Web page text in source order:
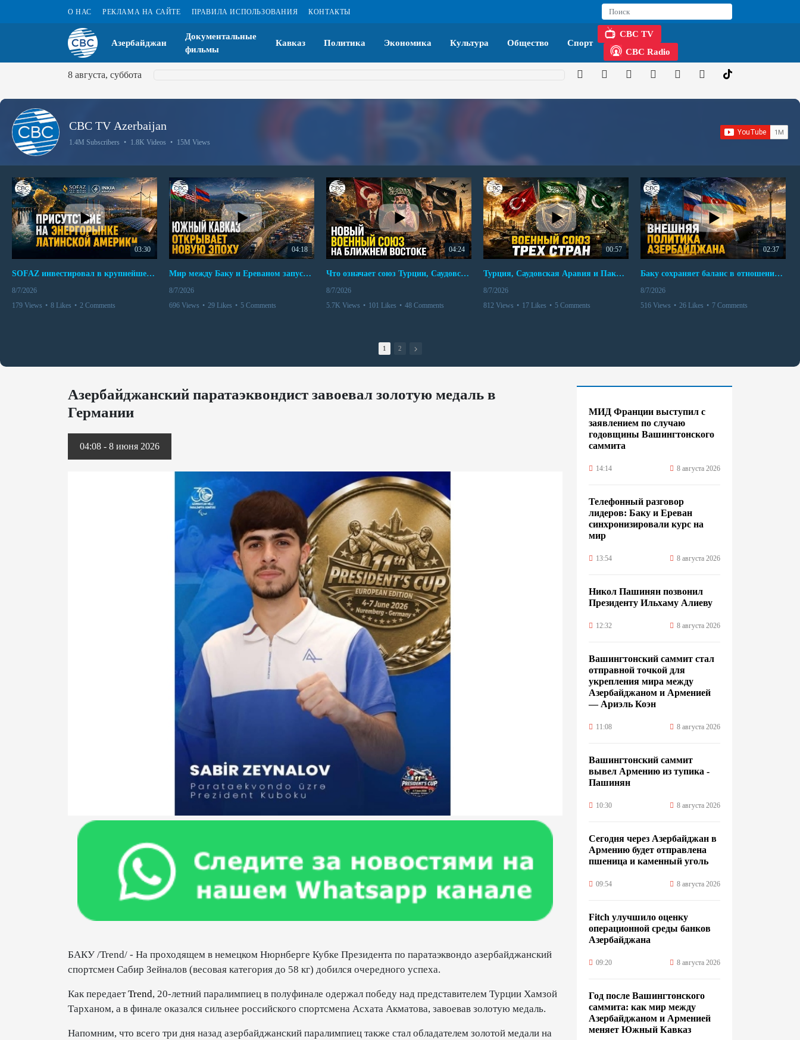
О НАС РЕКЛАМА НА САЙТЕ ПРАВИЛА ИСПОЛЬЗОВАНИЯ КОНТАКТЫ
Азербайджан
Документальные
фильмы
Кавказ Политика Экономика Культура Общество Спорт
CBC TV
CBC Radio
8 августа, суббота
CBC TV Azerbaijan
1.4M Subscribers • 1.8K Videos • 15M Views
03:30
SOFAZ инвестировал в крупнейшего независимого производителя электроэнергии Перу
8/7/2026
179 Views • 8 Likes • 2 Comments
04:18
Мир между Баку и Ереваном запускает крупные логистические проекты
8/7/2026
696 Views • 29 Likes • 5 Comments
04:24
Что означает союз Турции, Саудовской Аравии и Пакистана?
8/7/2026
5.7K Views • 101 Likes • 48 Comments
00:57
Турция, Саудовская Аравия и Пакистан подписали соглашение о совместной обороне
8/7/2026
812 Views • 17 Likes • 5 Comments
02:37
Баку сохраняет баланс в отношениях с Москвой и Киевом
8/7/2026
516 Views • 26 Likes • 7 Comments
1 2
Азербайджанский паратаэквондист завоевал золотую медаль в
Германии
04:08 - 8 июня 2026
БАКУ /Trend/ - На проходящем в немецком Нюрнберге Кубке Президента по паратаэквондо азербайджанский
спортсмен Сабир Зейналов (весовая категория до 58 кг) добился очередного успеха.
Как передаетTrend, 20-летний паралимпиец в полуфинале одержал победу над представителем Турции Хамзой
Тарханом, а в финале оказался сильнее российского спортсмена Асхата Акматова, завоевав золотую медаль.
Напомним, что всего три дня назад азербайджанский паралимпиец также стал обладателем золотой медали на
МИД Франции выступил с
заявлением по случаю
годовщины Вашингтонского
саммита
14:14 8 августа 2026
Телефонный разговор
лидеров: Баку и Ереван
синхронизировали курс на
мир
13:54 8 августа 2026
Никол Пашинян позвонил
Президенту Ильхаму Алиеву
12:32 8 августа 2026
Вашингтонский саммит стал
отправной точкой для
укрепления мира между
Азербайджаном и Арменией
— Ариэль Коэн
11:08 8 августа 2026
Вашингтонский саммит
вывел Армению из тупика -
Пашинян
10:30 8 августа 2026
Сегодня через Азербайджан в
Армению будет отправлена
пшеница и каменный уголь
09:54 8 августа 2026
Fitch улучшило оценку
операционной среды банков
Азербайджана
09:20 8 августа 2026
Год после Вашингтонского
саммита: как мир между
Азербайджаном и Арменией
меняет Южный Кавказ